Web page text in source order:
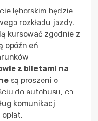
lęborskim będzie
rozkładu jazdy.
kursować zgodnie z
opóźnień
z biletami na
są proszeni o
do autobusu, co
komunikacji